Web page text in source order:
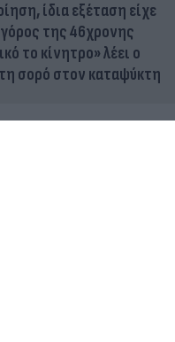
ίδια εξέταση είχε
της 46χρονης
το κίνητρο» λέει ο
σορό στον καταψύκτη